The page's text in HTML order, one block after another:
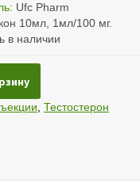
Ufc Pharm
10мл, 1мл/100 мг.
в наличии
, Тестостерон